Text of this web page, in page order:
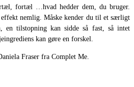
fortæl …hvad hedder dem, du bruger.
effekt nemlig. Måske kender du til et særligt
en tilstopning kan sidde så fast, så intet
kan gøre en forskel.
Fraser fra Complet Me.